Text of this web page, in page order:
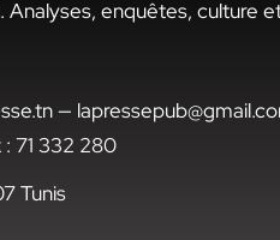
Analyses, enquêtes, culture
—
: 71 332 280
Tunis